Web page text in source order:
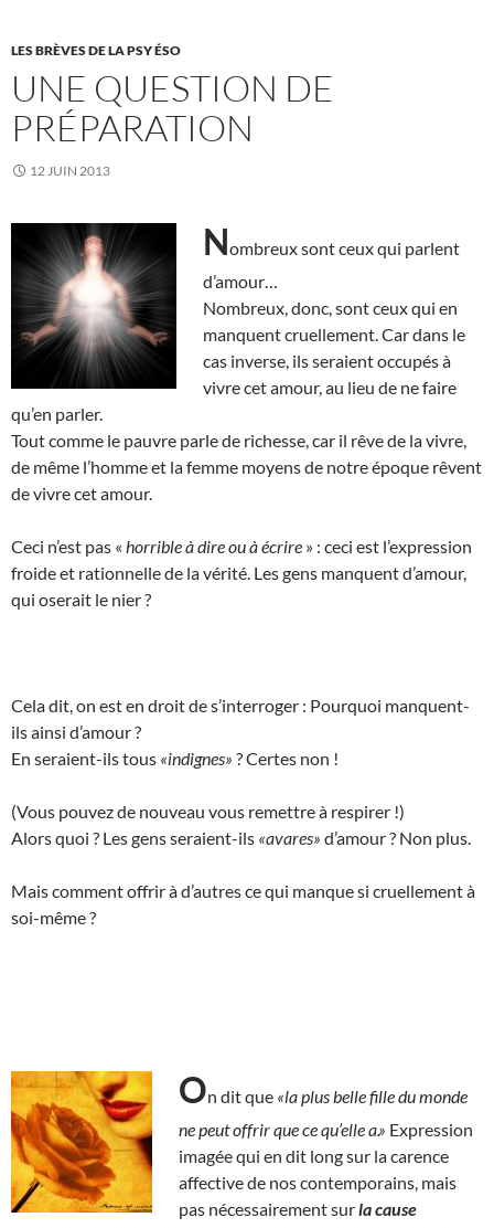
LES BRÈVES DE LA PSY ÉSO
UNE QUESTION DE
PRÉPARATION
12 JUIN 2013
Nombreux sont ceux qui parlent
d’amour…
Nombreux, donc, sont ceux qui en
manquent cruellement. Car dans le
cas inverse, ils seraient occupés à
vivre cet amour, au lieu de ne faire
qu’en parler.
Tout comme le pauvre parle de richesse, car il rêve de la vivre,
de même l’homme et la femme moyens de notre époque rêvent
de vivre cet amour.
Ceci n’est pas « horrible à dire ou à écrire » : ceci est l’expression
froide et rationnelle de la vérité. Les gens manquent d’amour,
qui oserait le nier ?
Cela dit, on est en droit de s’interroger : Pourquoi manquent-
ils ainsi d’amour ?
En seraient-ils tous «indignes» ? Certes non !
(Vous pouvez de nouveau vous remettre à respirer !)
Alors quoi ? Les gens seraient-ils «avares» d’amour ? Non plus.
Mais comment offrir à d’autres ce qui manque si cruellement à
soi-même ?
On dit que «la plus belle fille du monde
ne peut offrir que ce qu’elle a.» Expression
imagée qui en dit long sur la carence
affective de nos contemporains, mais
pas nécessairement surla cause